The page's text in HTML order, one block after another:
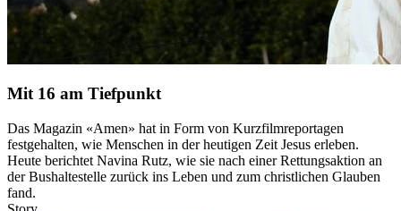
Mit 16 am Tiefpunkt
Das Magazin «Amen» hat in Form von Kurzfilmreportagen
festgehalten, wie Menschen in der heutigen Zeit Jesus erleben.
Heute berichtet Navina Rutz, wie sie nach einer Rettungsaktion an
der Bushaltestelle zurück ins Leben und zum christlichen Glauben
fand.